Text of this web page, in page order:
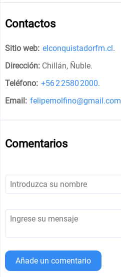
Contactos
Sitio web: elconquistadorfm.cl.
Dirección: Chillán, Ñuble.
Teléfono: +56 2 2580 2000.
Email: felipemolfino@gmail.com
Comentarios
Añade un comentario